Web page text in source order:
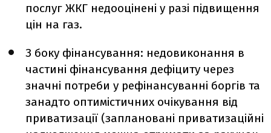
послуг ЖКГ недооцінені у разі підвищення
цін на газ.
З боку фінансування: недовиконання в
частині фінансування дефіциту через
значні потреби у рефінансуванні боргів та
занадто оптимістичних очікування від
приватизації (заплановані приватизаційні